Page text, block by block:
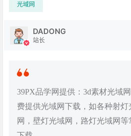
光域网
DADONG
站长
39PX品学网提供：3d素材光域
费提供光域网下载，如各种射
网，壁灯光域网，路灯光域网